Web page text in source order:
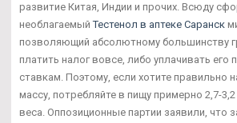
развитие Китая, Индии и прочих. Всюду
необлагаемыйТестенол в аптеке Саранск
позволяющий абсолютному большинству
платить налог вовсе, либо уплачивать
ставкам. Поэтому, если хотите правильно
массу, потребляйте в пищу примерно 2,7-
веса. Оппозиционные партии заявили, что